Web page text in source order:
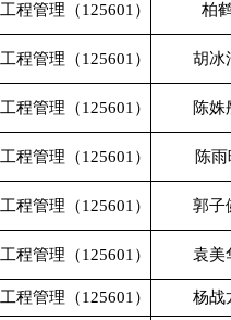
工程管理（125601） 柏
工程管理（125601） 胡冰
工程管理（125601） 陈姝
工程管理（125601） 陈
工程管理（125601） 郭子
工程管理（125601） 袁美
工程管理（125601） 杨战